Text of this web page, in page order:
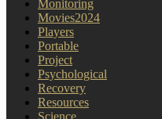
Monitoring
Movies2024
Players
Portable
Project
Psychological
Recovery
Resources